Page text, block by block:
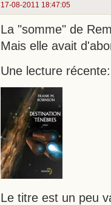
17-08-2011 18:47:05
La "somme" de
Mais elle avait
Une lecture récente:
Le titre est un peu